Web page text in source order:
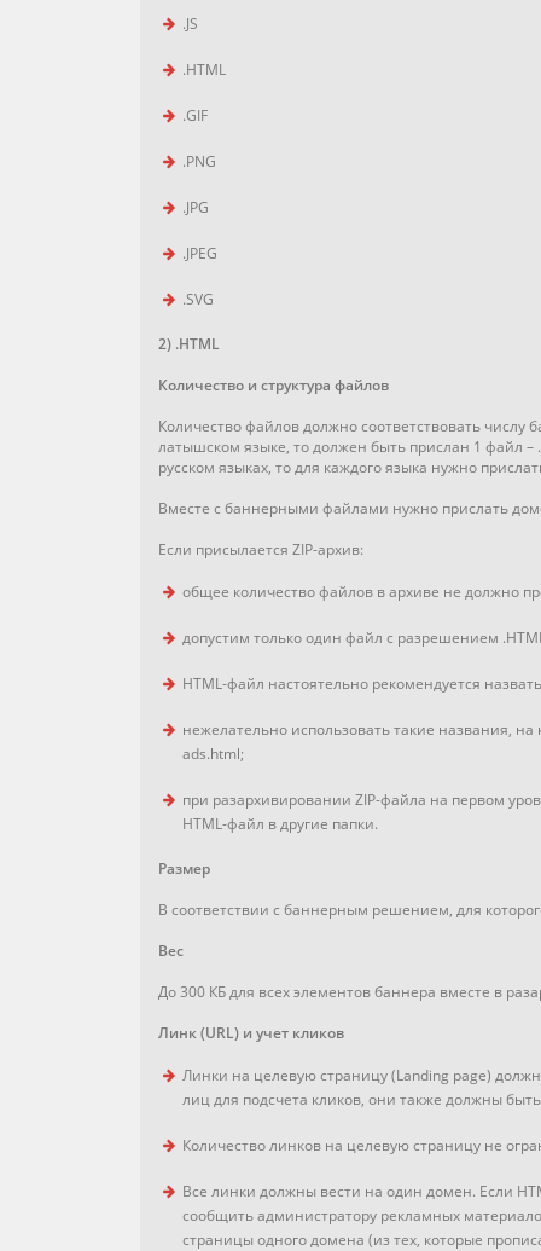
.JS
.HTML
.GIF
.PNG
.JPG
.JPEG
.SVG
2) .HTML
Количество и структура файлов
Количество файлов должно соответствовать
латышском языке, то должен быть прислан 1 файл –
русском языках, то для каждого языка нужно
Вместе с баннерными файлами нужно прислать
Если присылается ZIP-архив:
общее количество файлов в архиве не должно
допустим только один файл с разрешением
HTML-файл настоятельно рекомендуется
нежелательно использовать такие названия,
ads.html;
при разархивировании ZIP-файла на первом
HTML-файл в другие папки.
Размер
В соответствии с баннерным решением, для
Вес
До 300 КБ для всех элементов баннера вместе в
Линк (URL) и учет кликов
Линки на целевую страницу (Landing page)
лиц для подсчета кликов, они также должны
Количество линков на целевую страницу не
Все линки должны вести на один домен. Если
сообщить администратору рекламных
страницы одного домена (из тех, которые